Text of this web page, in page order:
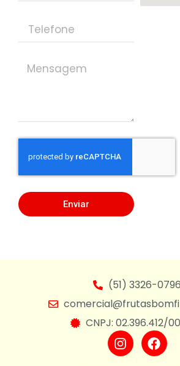
Enviar
(51) 3326-0796
CNPJ: 02.396.412/